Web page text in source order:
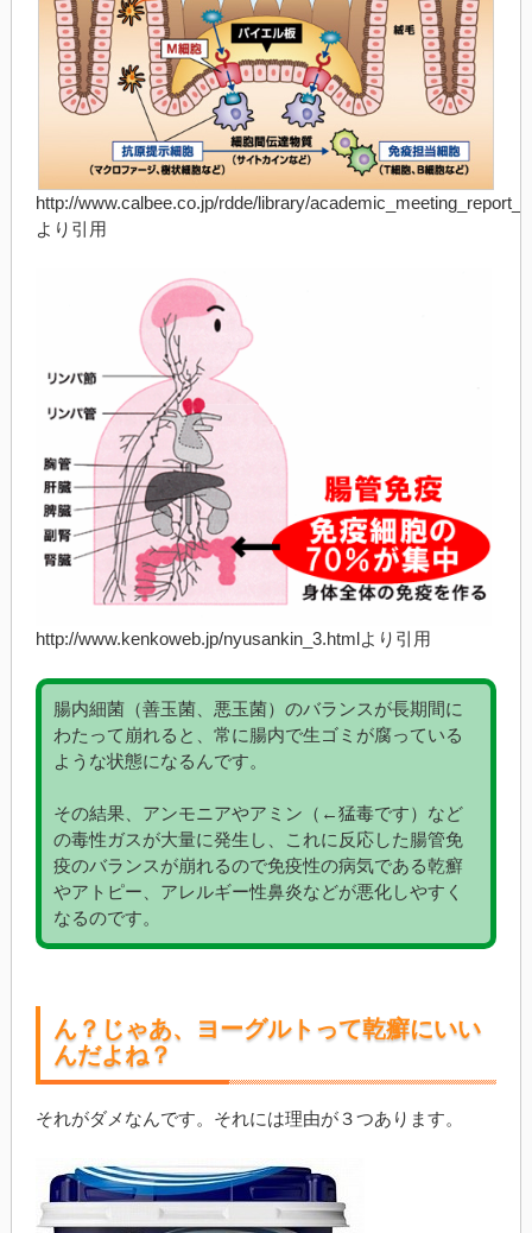
http://www.calbee.co.jp/rdde/library/
より引用
http://www.kenkoweb.jp/nyusankin_3.htmlより引用
腸内細菌（善玉菌、悪玉菌）のバランスが長期間に
わたって崩れると、常に腸内で生ゴミが腐っている
ような状態になるんです。
その結果、アンモニアやアミン（←猛毒です）など
の毒性ガスが大量に発生し、これに反応した腸管免
疫のバランスが崩れるので免疫性の病気である乾癬
やアトピー、アレルギー性鼻炎などが悪化しやすく
なるのです。
ん？じゃあ、ヨーグルトって乾癬にいい
んだよね？
それがダメなんです。それには理由が３つあります。